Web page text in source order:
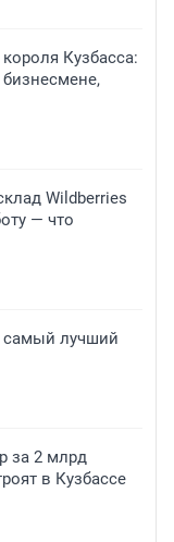
Кузбасса:
Wildberries
— что
самый лучший
за 2 млрд
в Кузбассе